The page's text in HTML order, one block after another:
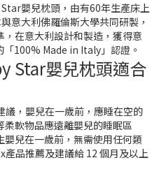
嬰兒枕頭，由有60年生產床上
意大利佛羅倫斯大學共同研製，
在意大利設計和製造，獲得意
100% Made in Italy」認證。
Star嬰兒枕頭適合
議，嬰兒在一歲前，應睡在空的
軟物品應遠離嬰兒的睡眠區
兒在一歲前，無需使用任何類
品推薦及建議給 12 個月及以上